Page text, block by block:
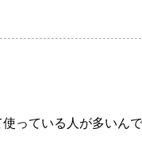
っている人が多いん